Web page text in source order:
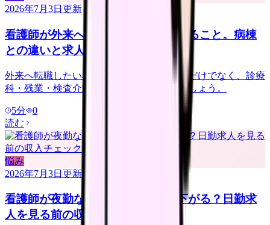
2026年7月3日 更新
看護師が外来へ転職する前に確認すること。病棟
との違いと求人の見方
外来へ転職したい看護師さんへ。夜勤なしだけでなく、診療
科・残業・検査介助・土曜勤務を確認しましょう。
5分
0
読む
悩み
2026年7月3日 更新
看護師が夜勤なしにすると給料は下がる？日勤求
人を見る前の収入チェック